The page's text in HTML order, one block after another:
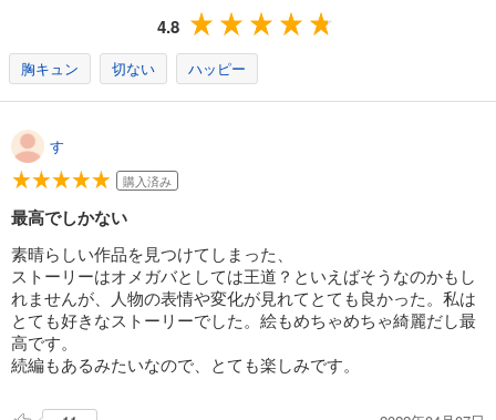
4.8
胸キュン 切ない ハッピー
す
購入済み
最高でしかない
素晴らしい作品を見つけてしまった、
ストーリーはオメガバとしては王道？といえばそうなのかもし
れませんが、人物の表情や変化が見れてとても良かった。私は
とても好きなストーリーでした。絵もめちゃめちゃ綺麗だし最
高です。
続編もあるみたいなので、とても楽しみです。